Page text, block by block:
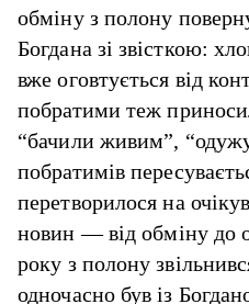
обміну з полону
Богдана зі звісткою:
вже оговтується від
побратими теж
“бачили живим”,
побратимів
перетворилося на
новин — від обміну до
року з полону
одночасно був із